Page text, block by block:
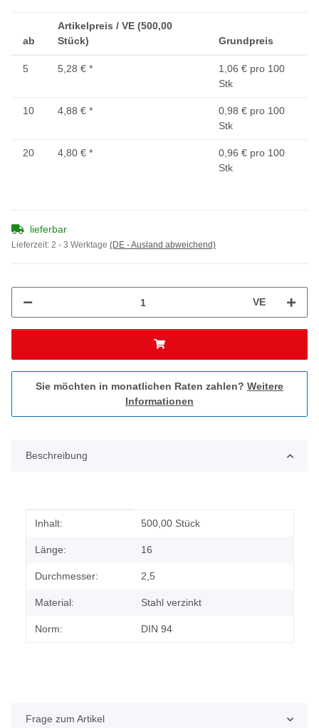
ab
Artikelpreis / VE (500,00
Stück)
Grundpreis
5 5,28 € *
1,06 € pro 100
Stk
10 4,88 € *
0,98 € pro 100
Stk
20 4,80 € *
0,96 € pro 100
Stk
lieferbar
Lieferzeit: 2 - 3 Werktage (DE - Ausland abweichend)
VE
Sie möchten in monatlichen Raten zahlen? Weitere
Informationen
Beschreibung
Produkteigenschaft
Wert
Inhalt: 500,00 Stück
Länge: 16
Durchmesser: 2,5
Material: Stahl verzinkt
Norm: DIN 94
Frage zum Artikel